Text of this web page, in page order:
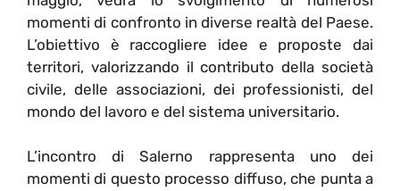
momenti di confronto in diverse realtà del Paese.
L’obiettivo è raccogliere idee e proposte dai
territori, valorizzando il contributo della società
civile, delle associazioni, dei professionisti, del
mondo del lavoro e del sistema universitario.
L’incontro di Salerno rappresenta uno dei
momenti di questo processo diffuso, che punta a